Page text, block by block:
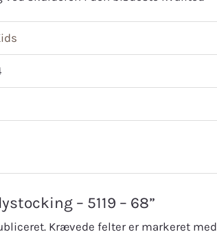
– 5119 – 68”
Krævede felter er markeret med